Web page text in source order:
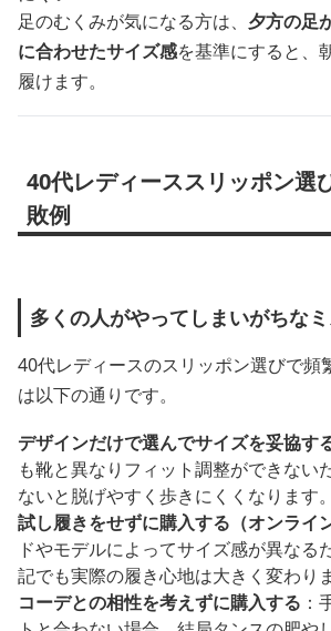
足のむくみが気になる方は、 夕方の足
に合わせたサイズ感を基準にすると、
履けます。
40代レディーススリッポン選
敗例
多くの人がやってしまいがちな
40代レディースのスリッポン選びで頻
は以下の通りです。
デザインだけで選んでサイズを妥協す
も靴と異なりフィット調整ができない
ないと脱げやすく歩きにくくなります。
試し履きをせずに購入する（オンライ
ドやモデルによってサイズ感が異なる
記でも実際の履き心地は大きく変わりま
コーデとの相性を考えずに購入する ：